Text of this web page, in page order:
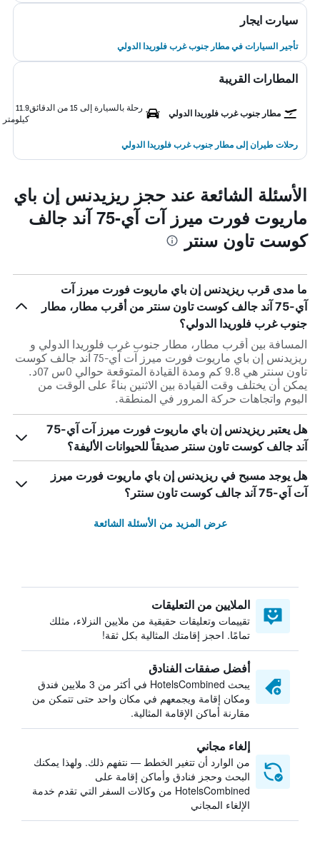
سيارت ايجار
تأجير السيارات في مطار جنوب غرب فلوريدا الدولي
المطارات القريبة
مطار جنوب غرب فلوريدا الدولي
رحلة بالسيارة إلى 15 من الدقائق
11.9
كيلومتر
رحلات طيران إلى مطار جنوب غرب فلوريدا الدولي
الأسئلة الشائعة عند حجز ريزيدنس إن باي
ماريوت فورت ميرز آت آي-75 آند جالف
كوست تاون سنتر
ما مدى قرب ريزيدنس إن باي ماريوت فورت ميرز آت
آي-75 آند جالف كوست تاون سنتر من أقرب مطار، مطار
جنوب غرب فلوريدا الدولي؟
المسافة بين أقرب مطار، مطار جنوب غرب فلوريدا الدولي و
ريزيدنس إن باي ماريوت فورت ميرز آت آي-75 آند جالف كوست
تاون سنتر هي 9.8 كم ومدة القيادة المتوقعة حوالي 0س 07د.
يمكن أن يختلف وقت القيادة بين الاثنين بناءً على الوقت من
اليوم واتجاهات حركة المرور في المنطقة.
هل يعتبر ريزيدنس إن باي ماريوت فورت ميرز آت آي-75
آند جالف كوست تاون سنتر صديقاً للحيوانات الأليفة؟
هل يوجد مسبح في ريزيدنس إن باي ماريوت فورت ميرز
آت آي-75 آند جالف كوست تاون سنتر؟
عرض المزيد من الأسئلة الشائعة
الملايين من التعليقات
تقييمات وتعليقات حقيقية من ملايين النزلاء، مثلك
تمامًا. احجز إقامتك المثالية بكل ثقة!
أفضل صفقات الفنادق
يبحث HotelsCombined في أكثر من 3 ملايين فندق
ومكان إقامة ويجمعهم في مكان واحد حتى تتمكن من
مقارنة أماكن الإقامة المثالية.
إلغاء مجاني
من الوارد أن تتغير الخطط — نتفهم ذلك. ولهذا يمكنك
البحث وحجز فنادق وأماكن إقامة على
HotelsCombined من وكالات السفر التي تقدم خدمة
الإلغاء المجاني